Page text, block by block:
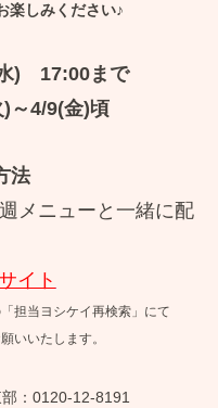
楽しみください♪
) 17:00まで
～4/9(金)頃
法
メニューと一緒に配
イト
担当ヨシケイ再検索」にて
いいたします。
：0120-12-8191